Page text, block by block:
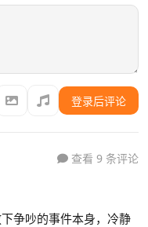
登录后评论
查看 9 条评论
争吵的事件本身，冷静